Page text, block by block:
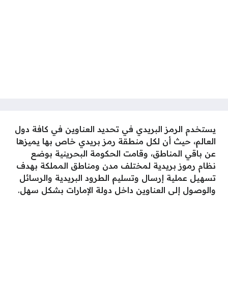
يستخدم الرمز البريدي في تحديد العناوين في كافة دول
العالم، حيث أن لكل منطقة رمز بريدي خاص بها يميزها
عن باقي المناطق، وقامت الحكومة البحرينية بوضع
نظام رموز بريدية لمختلف مدن ومناطق المملكة بهدف
تسهيل عملية إرسال وتسليم الطرود البريدية والرسائل
والوصول إلى العناوين داخل دولة الإمارات بشكل سهل.